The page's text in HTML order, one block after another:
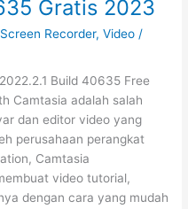
Gratis 2023
Screen Recorder,Video /
Build 40635 Free
Camtasia adalah salah
dan editor video yang
perusahaan perangkat
Camtasia
video tutorial,
dengan cara yang mudah